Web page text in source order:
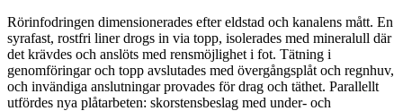
Rörinfodringen dimensionerades efter eldstad och kanalens mått. En
syrafast, rostfri liner drogs in via topp, isolerades med mineralull där
det krävdes och anslöts med rensmöjlighet i fot. Tätning i
genomföringar och topp avslutades med övergångsplåt och regnhuv,
och invändiga anslutningar provades för drag och täthet. Parallellt
utfördes nya plåtarbeten: skorstensbeslag med under- och